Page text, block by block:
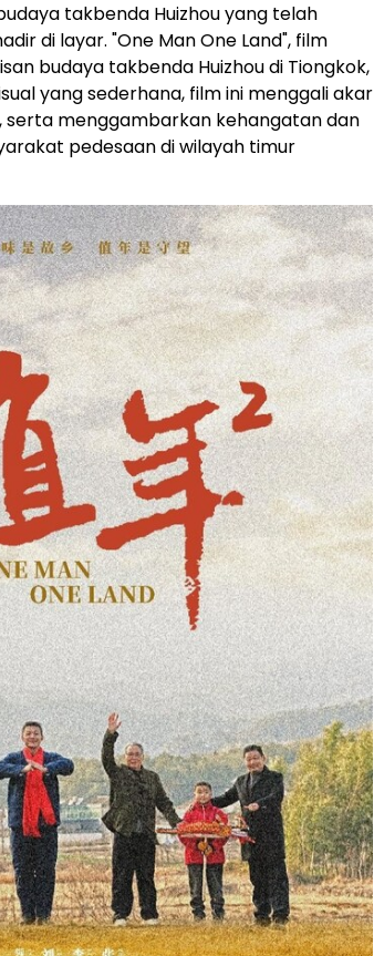
takbenda Huizhou yang telah
di layar. "One Man One Land", film
budaya takbenda Huizhou di Tiongkok,
yang sederhana, film ini menggali akar
serta menggambarkan kehangatan dan
pedesaan di wilayah timur